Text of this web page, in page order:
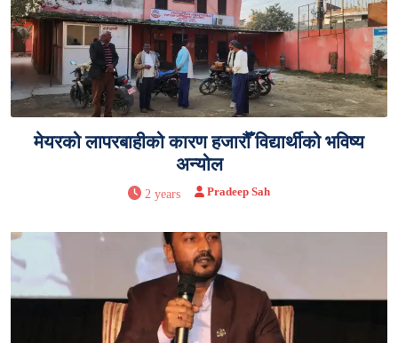
मेयरको लापरबाहीको कारण हजारौँ विद्यार्थीको भविष्य
अन्योल
2 years Pradeep Sah